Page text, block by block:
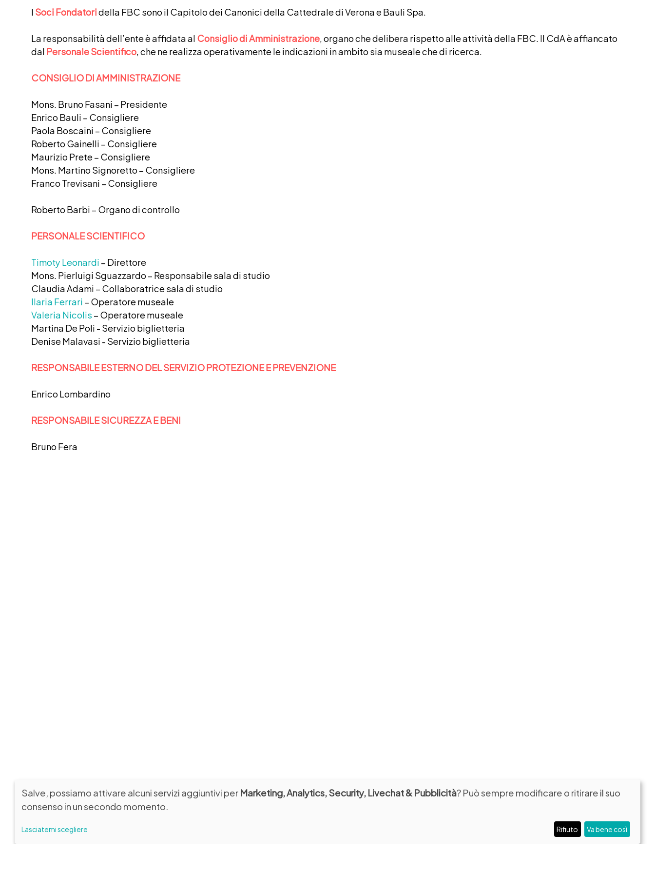
ISoci Fondatoridella FBC sono il Capitolo dei Canonici della Cattedrale di Verona e Bauli Spa.
La responsabilità dell’ente è affidata alConsiglio di Amministrazione, organo che delibera rispetto alle attività della FBC. Il CdA è affiancato
dalPersonale Scientifico, che ne realizza operativamente le indicazioni in ambito sia museale che di ricerca.
CONSIGLIO DI AMMINISTRAZIONE
Mons. Bruno Fasani – Presidente
Enrico Bauli – Consigliere
Paola Boscaini – Consigliere
Roberto Gainelli – Consigliere
Maurizio Prete – Consigliere
Mons. Martino Signoretto – Consigliere
Franco Trevisani – Consigliere
Roberto Barbi – Organo di controllo
PERSONALE SCIENTIFICO
Timoty Leonardi– Direttore
Mons. Pierluigi Sguazzardo – Responsabile sala di studio
Claudia Adami – Collaboratrice sala di studio
Ilaria Ferrari– Operatore museale
Valeria Nicolis– Operatore museale
Martina De Poli - Servizio biglietteria
Denise Malavasi - Servizio biglietteria
RESPONSABILE ESTERNO DEL SERVIZIO PROTEZIONE E PREVENZIONE
Enrico Lombardino
RESPONSABILE SICUREZZA E BENI
Bruno Fera
Salve, possiamo attivare alcuni servizi aggiuntivi perMarketing, Analytics, Security, Livechat & Pubblicità? Può sempre modificare o ritirare il suo
consenso in un secondo momento.
Lasciatemi scegliere Rifiuto Va bene così